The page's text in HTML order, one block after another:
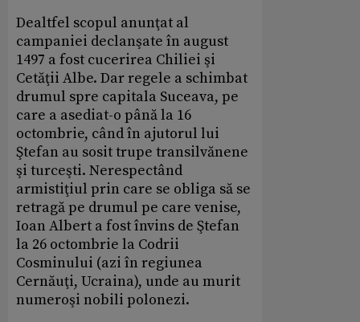
Dealtfel scopul anunţat al
campaniei declanşate în august
1497 a fost cucerirea Chiliei şi
Cetăţii Albe. Dar regele a schimbat
drumul spre capitala Suceava, pe
care a asediat-o până la 16
octombrie, când în ajutorul lui
Ştefan au sosit trupe transilvănene
şi turceşti. Nerespectând
armistiţiul prin care se obliga să se
retragă pe drumul pe care venise,
Ioan Albert a fost învins de Ştefan
la 26 octombrie la Codrii
Cosminului (azi în regiunea
Cernăuţi, Ucraina), unde au murit
numeroşi nobili polonezi.